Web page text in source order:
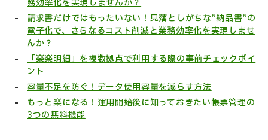
務効率化を実現しませんか？
請求書だけではもったいない！見落としがちな”納品書”の
電子化で、さらなるコスト削減と業務効率化を実現しませ
んか？
「楽楽明細」を複数拠点で利用する際の事前チェックポイ
ント
容量不足を防ぐ！データ使用容量を減らす方法
もっと楽になる！運用開始後に知っておきたい帳票管理の
3つの無料機能